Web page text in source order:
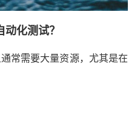
化测试？
常需要大量资源，尤其是在